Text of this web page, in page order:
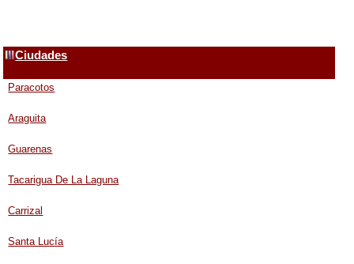
Ciudades
Paracotos
Araguita
Guarenas
Tacarigua De La Laguna
Carrizal
Santa Lucía